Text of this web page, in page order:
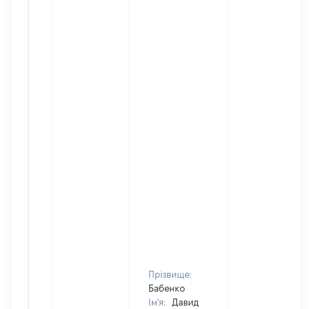
Прізвище:
Бабенко
Ім'я:
Давид